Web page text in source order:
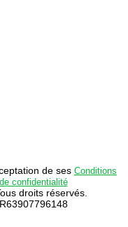
de ses Conditions
confidentialité
droits réservés.